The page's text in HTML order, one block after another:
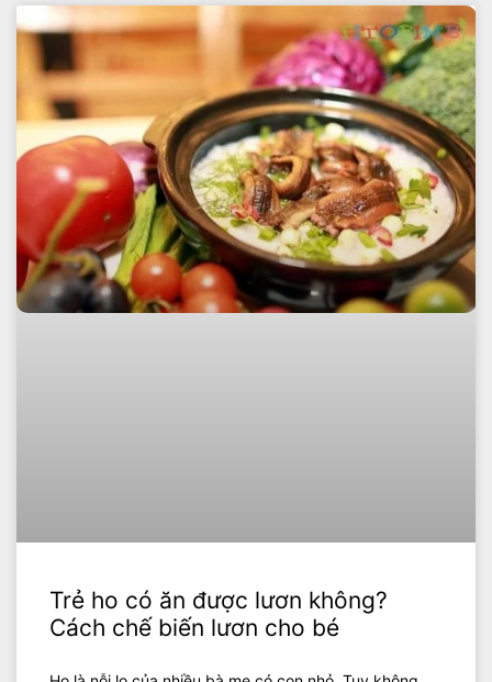
Trẻ ho có ăn được lươn không?
Cách chế biến lươn cho bé